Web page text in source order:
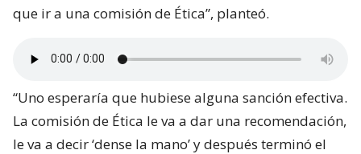
que ir a una comisión de Ética”, planteó.
“Uno esperaría que hubiese alguna sanción efectiva.
La comisión de Ética le va a dar una recomendación,
le va a decir ‘dense la mano’ y después terminó el